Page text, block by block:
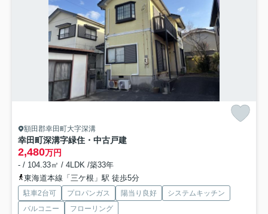
額田郡幸田町大字深溝
幸田町深溝字緑住・中古戸建
2,480万円
- / 104.33㎡ / 4LDK /築33年
東海道本線「三ケ根」駅 徒歩5分
駐車2台可 プロパンガス 陽当り良好
システムキッチン
バルコニー
フローリング